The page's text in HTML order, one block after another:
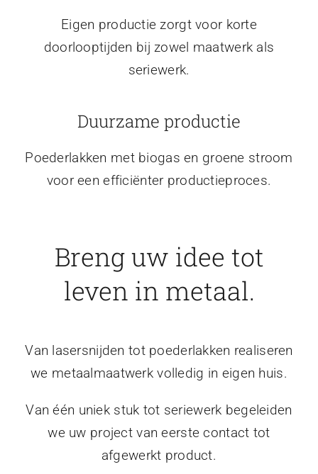
Eigen productie zorgt voor korte
doorlooptijden bij zowel maatwerk als
seriewerk.
Duurzame productie
Poederlakken met biogas en groene stroom
voor een efficiënter productieproces.
Breng uw idee tot
leven in metaal.
Van lasersnijden tot poederlakken realiseren
we metaalmaatwerk volledig in eigen huis.
Van één uniek stuk tot seriewerk begeleiden
we uw project van eerste contact tot
afgewerkt product.